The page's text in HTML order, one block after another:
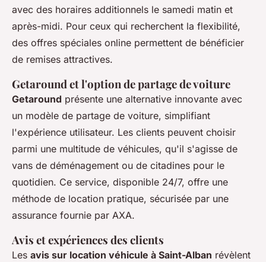
avec des horaires additionnels le samedi matin et
après-midi. Pour ceux qui recherchent la flexibilité,
des offres spéciales online permettent de bénéficier
de remises attractives.
Getaround et l'option de partage de voiture
Getaround présente une alternative innovante avec
un modèle de partage de voiture, simplifiant
l'expérience utilisateur. Les clients peuvent choisir
parmi une multitude de véhicules, qu'il s'agisse de
vans de déménagement ou de citadines pour le
quotidien. Ce service, disponible 24/7, offre une
méthode de location pratique, sécurisée par une
assurance fournie par AXA.
Avis et expériences des clients
Les avis sur location véhicule à Saint-Alban révèlent